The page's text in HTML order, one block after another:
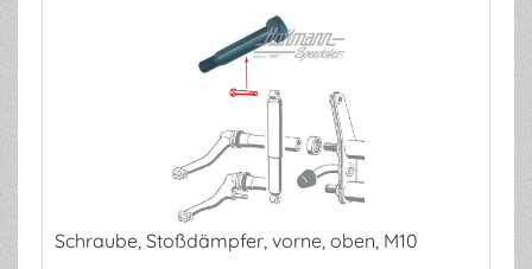
Schraube, Stoßdämpfer, vorne, oben, M10